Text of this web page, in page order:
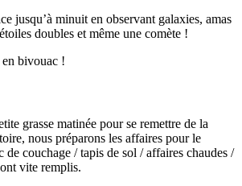
jusqu’à minuit en observant galaxies, amas
doubles et même une comète !
bivouac !
grasse matinée pour se remettre de la
nous préparons les affaires pour le
de couchage / tapis de sol / affaires chaudes /
vite remplis.